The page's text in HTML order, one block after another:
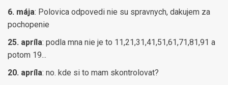
6. mája: Polovica odpovedi nie su spravnych, dakujem za
pochopenie
25. apríla: podla mna nie je to 11,21,31,41,51,61,71,81,91 a
potom 19...
20. apríla: no. kde si to mam skontrolovat?